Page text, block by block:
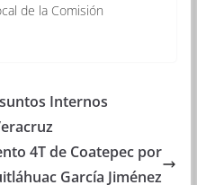
de la Comisión
Internos
4T de Coatepec por
García Jiménez